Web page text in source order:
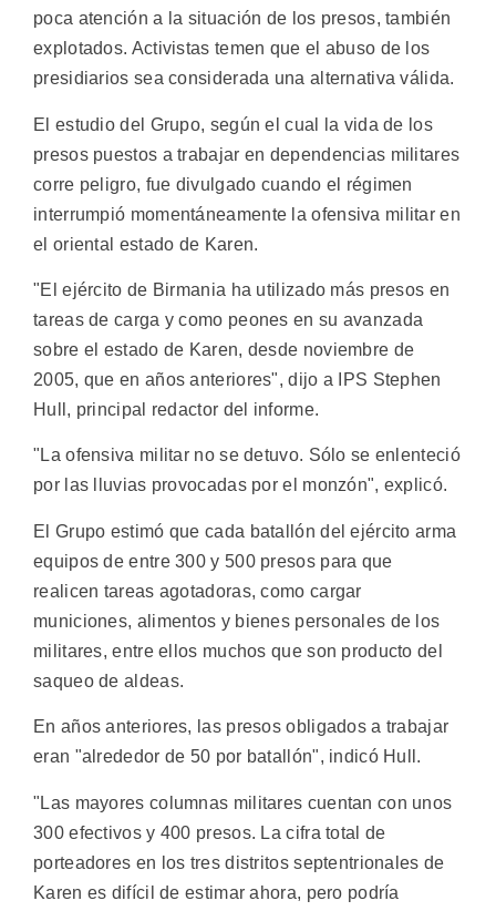
poca atención a la situación de los presos, también
explotados. Activistas temen que el abuso de los
presidiarios sea considerada una alternativa válida.
El estudio del Grupo, según el cual la vida de los
presos puestos a trabajar en dependencias militares
corre peligro, fue divulgado cuando el régimen
interrumpió momentáneamente la ofensiva militar en
el oriental estado de Karen.
"El ejército de Birmania ha utilizado más presos en
tareas de carga y como peones en su avanzada
sobre el estado de Karen, desde noviembre de
2005, que en años anteriores", dijo a IPS Stephen
Hull, principal redactor del informe.
"La ofensiva militar no se detuvo. Sólo se enlenteció
por las lluvias provocadas por el monzón", explicó.
El Grupo estimó que cada batallón del ejército arma
equipos de entre 300 y 500 presos para que
realicen tareas agotadoras, como cargar
municiones, alimentos y bienes personales de los
militares, entre ellos muchos que son producto del
saqueo de aldeas.
En años anteriores, las presos obligados a trabajar
eran "alrededor de 50 por batallón", indicó Hull.
"Las mayores columnas militares cuentan con unos
300 efectivos y 400 presos. La cifra total de
porteadores en los tres distritos septentrionales de
Karen es difícil de estimar ahora, pero podría